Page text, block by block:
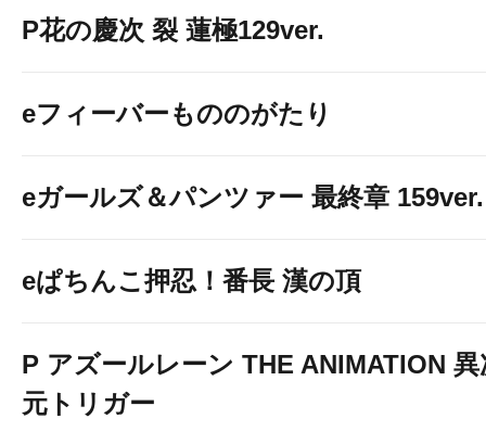
P花の慶次 裂 蓮極129ver.
eフィーバーもののがたり
eガールズ＆パンツァー 最終章 159ver.
eぱちんこ押忍！番長 漢の頂
P アズールレーン THE ANIMATION 異
元トリガー